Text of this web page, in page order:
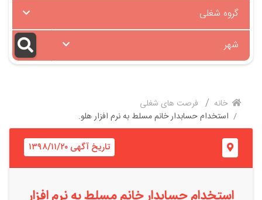
گروه شغلی
شهر
خانه
فرصت های شغلی
استخدام حسابدار خانم مسلط به نرم افزار هلو.
تاریخ آگهی ۱۳۹۸/۱۱/۲۰
استخدام حسابدار خانم مسلط به نرم افزار